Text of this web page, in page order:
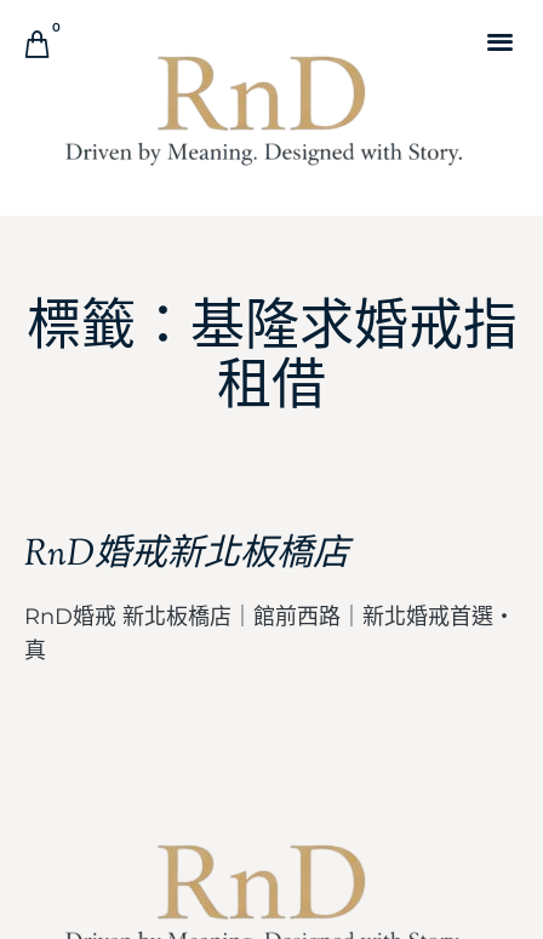
0
標籤：基隆求婚戒指
租借
RnD婚戒新北板橋店
RnD婚戒 新北板橋店｜館前西路｜新北婚戒首選・
真